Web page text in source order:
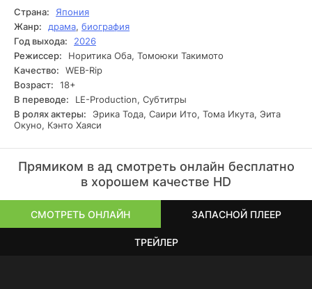
которой старались не говорить, и прошлое, способное
изменить отношение к ней. Вопрос остаётся открытым —
кем она была на самом деле и какой ценой досталась эта
власть.
Страна:
Япония
Жанр:
драма, биография
Год выхода:
2026
Режиссер:
Норитика Оба, Томоюки Такимото
Качество:
WEB-Rip
Возраст:
18+
В переводе:
LE-Production, Субтитры
В ролях актеры:
Эрика Тода, Саири Ито, Тома Икута, Эита
Окуно, Кэнто Хаяси
Прямиком в ад смотреть онлайн бесплатно
в хорошем качестве HD
СМОТРЕТЬ ОНЛАЙН ЗАПАСНОЙ ПЛЕЕР
ТРЕЙЛЕР